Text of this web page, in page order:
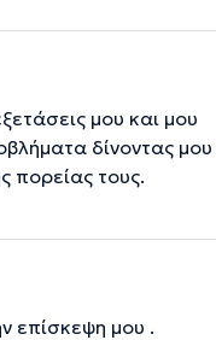
μου και μου
δίνοντας μου
πορείας τους.
επίσκεψη μου .